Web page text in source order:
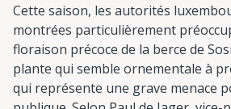
Cette saison, les autorités
montrées particulièrement
floraison précoce de la berce de
plante qui semble ornementale à
qui représente une grave menace